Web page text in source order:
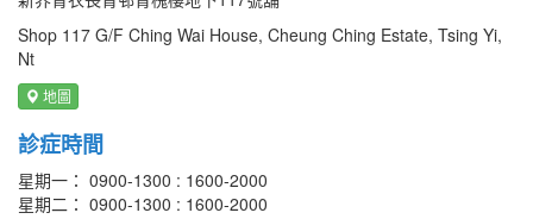
Shop 117 G/F Ching Wai House, Cheung Ching Estate, Tsing Yi,
Nt
地圖
診症時間
星期一： 0900-1300 : 1600-2000
星期二： 0900-1300 : 1600-2000